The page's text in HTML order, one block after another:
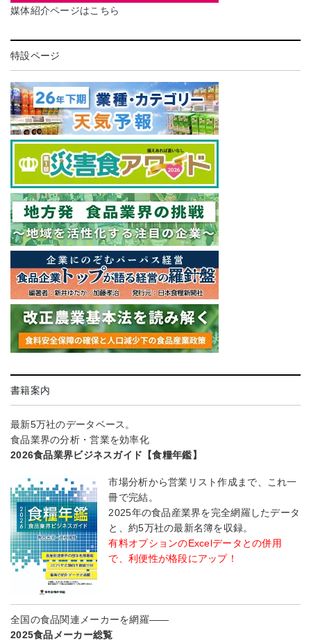
媒体紹介ページはこちら
特設ページ
書籍案内
最新5万社のデータベース。
食品業界の分析・営業を効率化
2026食品業界ビジネスガイド【食糧年鑑】
市場分析から営業リスト作成まで、これ一
冊で完結。
2025年の食品産業界を完全網羅したデータ
と、約5万社の最新名簿を収録。
有料オプションのExcelデータとの併用
で、利便性が格段にアップ！
全国の食品関連メーカーを網羅――
2025食品メーカー総覧